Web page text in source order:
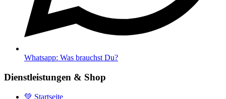
Whatsapp: Was brauchst Du?
Dienstleistungen & Shop
💚 Startseite